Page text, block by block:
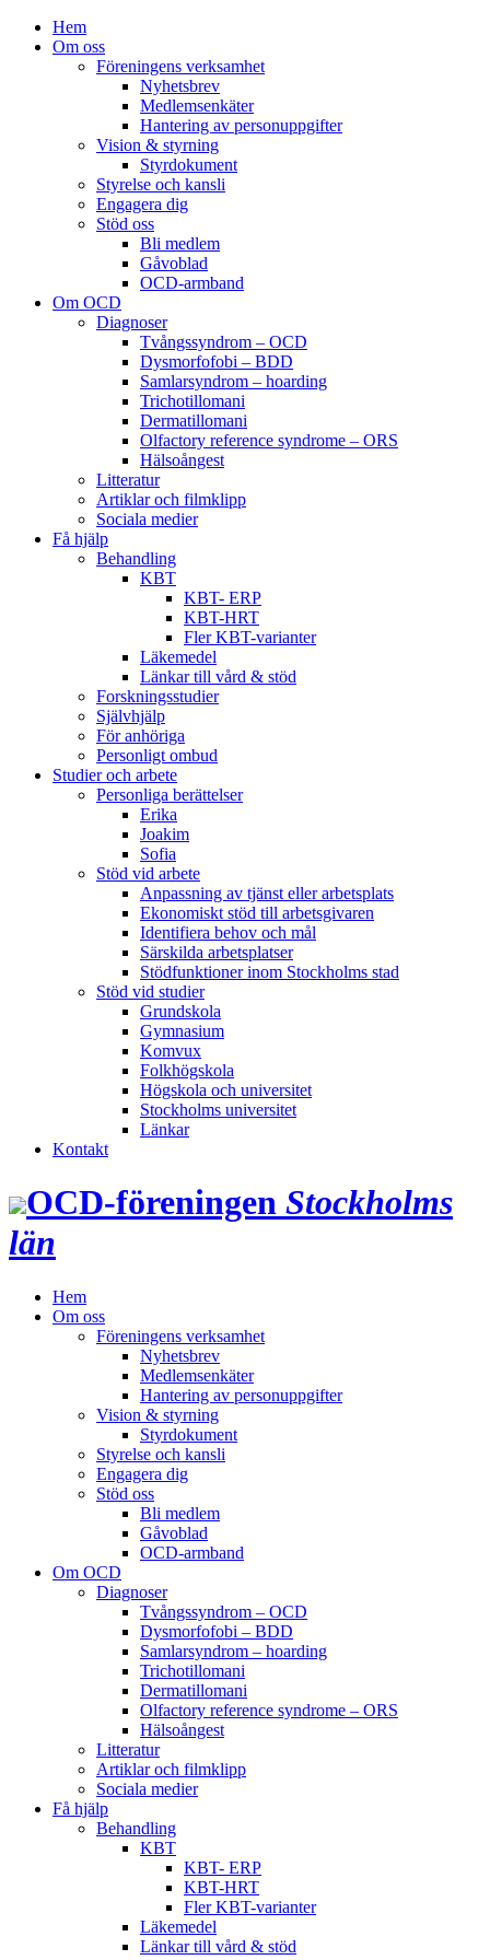
Hem
Om oss
Föreningens verksamhet
Nyhetsbrev
Medlemsenkäter
Hantering av personuppgifter
Vision & styrning
Styrdokument
Styrelse och kansli
Engagera dig
Stöd oss
Bli medlem
Gåvoblad
OCD-armband
Om OCD
Diagnoser
Tvångssyndrom – OCD
Dysmorfofobi – BDD
Samlarsyndrom – hoarding
Trichotillomani
Dermatillomani
Olfactory reference syndrome – ORS
Hälsoångest
Litteratur
Artiklar och filmklipp
Sociala medier
Få hjälp
Behandling
KBT
KBT- ERP
KBT-HRT
Fler KBT-varianter
Läkemedel
Länkar till vård & stöd
Forskningsstudier
Självhjälp
För anhöriga
Personligt ombud
Studier och arbete
Personliga berättelser
Erika
Joakim
Sofia
Stöd vid arbete
Anpassning av tjänst eller arbetsplats
Ekonomiskt stöd till arbetsgivaren
Identifiera behov och mål
Särskilda arbetsplatser
Stödfunktioner inom Stockholms stad
Stöd vid studier
Grundskola
Gymnasium
Komvux
Folkhögskola
Högskola och universitet
Stockholms universitet
Länkar
Kontakt
OCD‑föreningen Stockholms
län
Hem
Om oss
Föreningens verksamhet
Nyhetsbrev
Medlemsenkäter
Hantering av personuppgifter
Vision & styrning
Styrdokument
Styrelse och kansli
Engagera dig
Stöd oss
Bli medlem
Gåvoblad
OCD-armband
Om OCD
Diagnoser
Tvångssyndrom – OCD
Dysmorfofobi – BDD
Samlarsyndrom – hoarding
Trichotillomani
Dermatillomani
Olfactory reference syndrome – ORS
Hälsoångest
Litteratur
Artiklar och filmklipp
Sociala medier
Få hjälp
Behandling
KBT
KBT- ERP
KBT-HRT
Fler KBT-varianter
Läkemedel
Länkar till vård & stöd